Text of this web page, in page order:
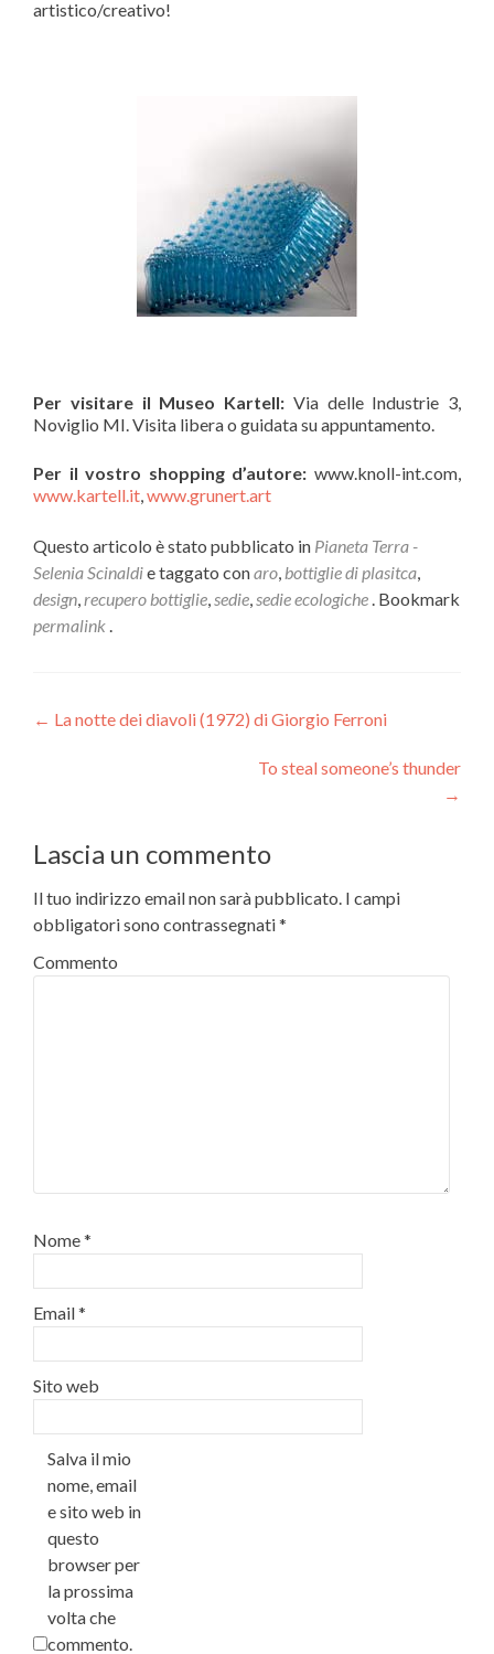
artistico/creativo!
Per visitare il Museo Kartell: Via delle Industrie 3,
Noviglio MI. Visita libera o guidata su appuntamento.
Per il vostro shopping d’autore: www.knoll-int.com,
www.kartell.it www.grunert.art
Questo articolo è stato pubblicato in Pianeta Terra -
Selenia Scinaldie taggato conaro bottiglie di plasitca
design recupero bottiglie sedie sedie ecologiche . Bookmark
permalink
Navigazione articoli
← La notte dei diavoli (1972) di Giorgio Ferroni
To steal someone’s thunder
→
Lascia un commento
Il tuo indirizzo email non sarà pubblicato. I campi
obbligatori sono contrassegnati*
Commento
Nome*
Email*
Sito web
Salva il mio
nome, email
e sito web in
questo
browser per
la prossima
volta che
commento.